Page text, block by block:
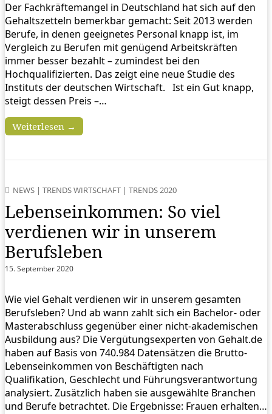
Der Fachkräftemangel in Deutschland hat sich auf den
Gehaltszetteln bemerkbar gemacht: Seit 2013 werden
Berufe, in denen geeignetes Personal knapp ist, im
Vergleich zu Berufen mit genügend Arbeitskräften
immer besser bezahlt – zumindest bei den
Hochqualifizierten. Das zeigt eine neue Studie des
Instituts der deutschen Wirtschaft. Ist ein Gut knapp,
steigt dessen Preis –…
Weiterlesen →
NEWS | TRENDS WIRTSCHAFT | TRENDS 2020
Lebenseinkommen: So viel
verdienen wir in unserem
Berufsleben
15. September 2020
Wie viel Gehalt verdienen wir in unserem gesamten
Berufsleben? Und ab wann zahlt sich ein Bachelor- oder
Masterabschluss gegenüber einer nicht-akademischen
Ausbildung aus? Die Vergütungsexperten von Gehalt.de
haben auf Basis von 740.984 Datensätzen die Brutto-
Lebenseinkommen von Beschäftigten nach
Qualifikation, Geschlecht und Führungsverantwortung
analysiert. Zusätzlich haben sie ausgewählte Branchen
und Berufe betrachtet. Die Ergebnisse: Frauen erhalten…